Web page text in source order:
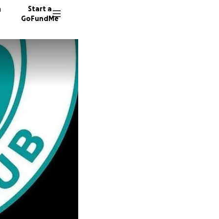
Start a
GoFundMe